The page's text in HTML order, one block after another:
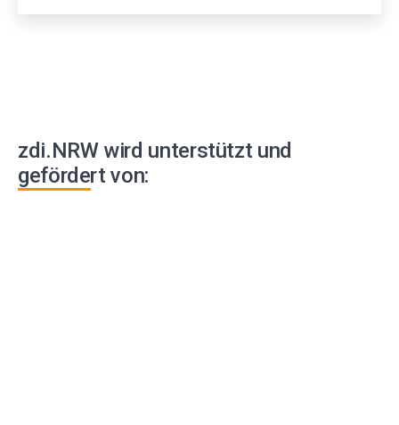
zdi.NRW wird unterstützt und
gefördert von: